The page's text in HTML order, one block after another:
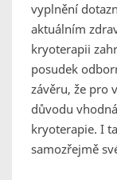
vyplnění
aktuálním
kryoterapii
posudek
závěru, že pro
důvodu
kryoterapie. I
samozřejmě